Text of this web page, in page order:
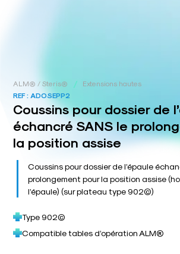
ALM® / Steris® /
Extensions hautes
REF : ADOSEPP2
Coussins pour dossier de
échancré SANS le
la position assise
Coussins pour dossier de l’épaule
prolongement pour la position assise
l’épaule) (sur plateau type 902©)
Type 902©
Compatible tables d’opération ALM®